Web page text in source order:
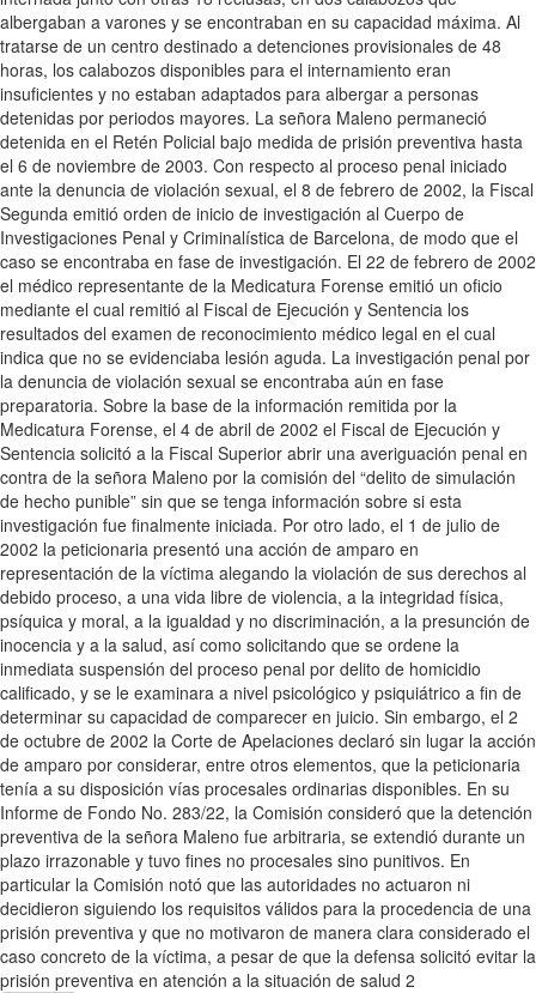
albergaban a varones y se encontraban en su capacidad máxima. Al
tratarse de un centro destinado a detenciones provisionales de 48
horas, los calabozos disponibles para el internamiento eran
insuficientes y no estaban adaptados para albergar a personas
detenidas por periodos mayores. La señora Maleno permaneció
detenida en el Retén Policial bajo medida de prisión preventiva hasta
el 6 de noviembre de 2003. Con respecto al proceso penal iniciado
ante la denuncia de violación sexual, el 8 de febrero de 2002, la Fiscal
Segunda emitió orden de inicio de investigación al Cuerpo de
Investigaciones Penal y Criminalística de Barcelona, de modo que el
caso se encontraba en fase de investigación. El 22 de febrero de 2002
el médico representante de la Medicatura Forense emitió un oficio
mediante el cual remitió al Fiscal de Ejecución y Sentencia los
resultados del examen de reconocimiento médico legal en el cual
indica que no se evidenciaba lesión aguda. La investigación penal por
la denuncia de violación sexual se encontraba aún en fase
preparatoria. Sobre la base de la información remitida por la
Medicatura Forense, el 4 de abril de 2002 el Fiscal de Ejecución y
Sentencia solicitó a la Fiscal Superior abrir una averiguación penal en
contra de la señora Maleno por la comisión del “delito de simulación
de hecho punible” sin que se tenga información sobre si esta
investigación fue finalmente iniciada. Por otro lado, el 1 de julio de
2002 la peticionaria presentó una acción de amparo en
representación de la víctima alegando la violación de sus derechos al
debido proceso, a una vida libre de violencia, a la integridad física,
psíquica y moral, a la igualdad y no discriminación, a la presunción de
inocencia y a la salud, así como solicitando que se ordene la
inmediata suspensión del proceso penal por delito de homicidio
calificado, y se le examinara a nivel psicológico y psiquiátrico a fin de
determinar su capacidad de comparecer en juicio. Sin embargo, el 2
de octubre de 2002 la Corte de Apelaciones declaró sin lugar la acción
de amparo por considerar, entre otros elementos, que la peticionaria
tenía a su disposición vías procesales ordinarias disponibles. En su
Informe de Fondo No. 283/22, la Comisión consideró que la detención
preventiva de la señora Maleno fue arbitraria, se extendió durante un
plazo irrazonable y tuvo fines no procesales sino punitivos. En
particular la Comisión notó que las autoridades no actuaron ni
decidieron siguiendo los requisitos válidos para la procedencia de una
prisión preventiva y que no motivaron de manera clara considerado el
caso concreto de la víctima, a pesar de que la defensa solicitó evitar la
prisión preventiva en atención a la situación de salud 2